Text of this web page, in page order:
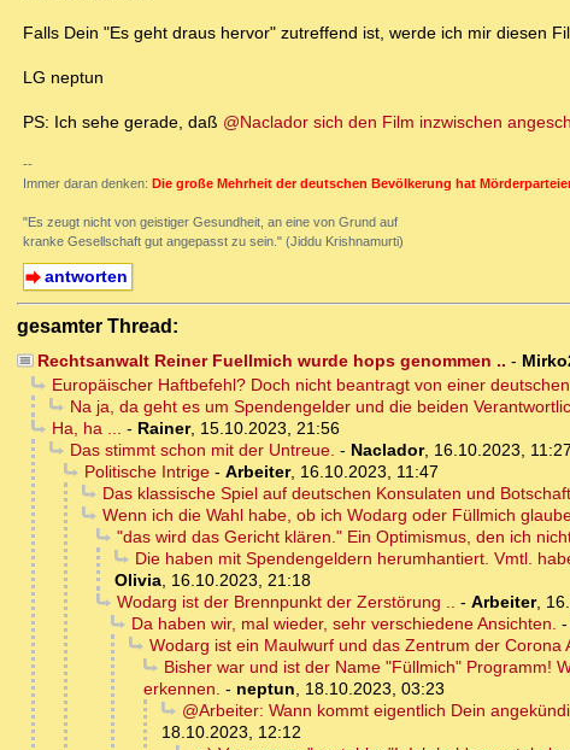
Falls Dein "Es geht draus hervor" zutreffend ist, werde ich mir diesen
LG neptun
PS: Ich sehe gerade, daß @Naclador sich den Film inzwischen
--
Immer daran denken: Die große Mehrheit der deutschen Bevölkerung hat
"Es zeugt nicht von geistiger Gesundheit, an eine von Grund auf
kranke Gesellschaft gut angepasst zu sein." (Jiddu Krishnamurti)
antworten
gesamter Thread:
Rechtsanwalt Reiner Fuellmich wurde hops genommen .. -
Europäischer Haftbefehl? Doch nicht beantragt von einer
Na ja, da geht es um Spendengelder und die beiden
Ha, ha ... - Rainer, 15.10.2023, 21:56
Das stimmt schon mit der Untreue. - Naclador, 16.10.2023, 11:27
Politische Intrige- Arbeiter, 16.10.2023, 11:47
Das klassische Spiel auf deutschen Konsulaten und
Wenn ich die Wahl habe, ob ich Wodarg oder Füllmich
"das wird das Gericht klären." Ein Optimismus, den ich
Die haben mit Spendengeldern herumhantiert. Vmtl.
Olivia, 16.10.2023, 21:18
Wodarg ist der Brennpunkt der Zerstörung .. - Arbeiter,
Da haben wir, mal wieder, sehr verschiedene Ansichten. -
Wodarg ist ein Maulwurf und das Zentrum der Corona
Bisher war und ist der Name "Füllmich" Programm!
erkennen. - neptun, 18.10.2023, 03:23
@Arbeiter: Wann kommt eigentlich Dein
18.10.2023, 12:12